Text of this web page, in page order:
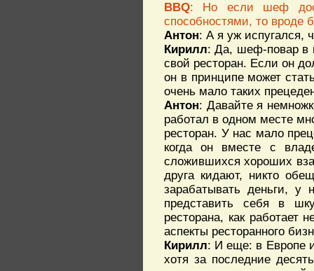
BBQ: Но если шеф
способностями, то вроде
Антон: А я уж испугался,
Кирилл: Да, шеф-повар в
свой ресторан. Если он
он в принципе может
очень мало таких
Антон: Давайте я
работал в одном месте
ресторан. У нас мало
когда он вместе с
сложившихся хороших
друга кидают, никто
зарабатывать деньги, у
представить себя в
ресторана, как работает
аспекты ресторанного
Кирилл: И еще: в Европе
хотя за последние